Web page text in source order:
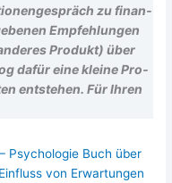
zu finan­
Emp­feh­lun­gen
Pro­dukt) über
dafür eine klei­ne Pro­
ent­ste­hen. Für Ihren